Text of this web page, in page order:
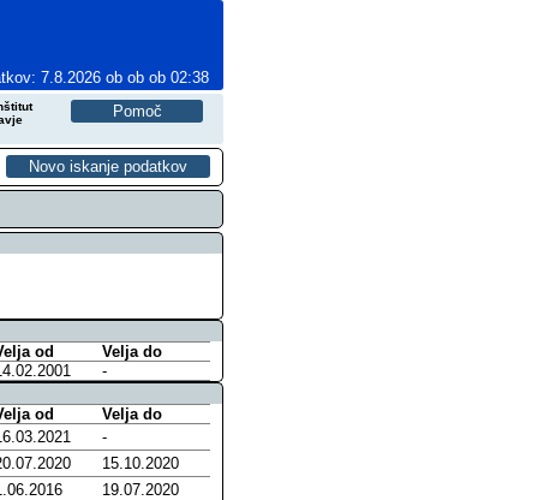
7.8.2026 ob ob ob 02:38
od
Velja do
-
od
Velja do
-
15.10.2020
19.07.2020